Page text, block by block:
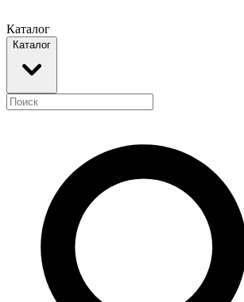
Каталог
Каталог